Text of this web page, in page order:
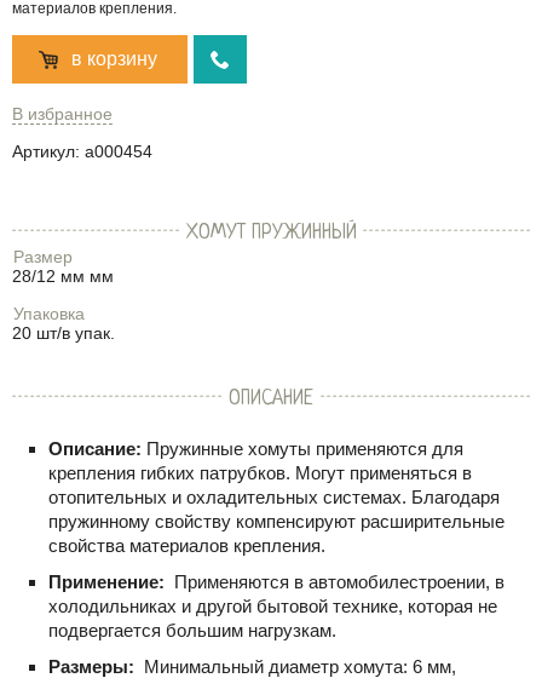
материалов крепления.
в корзину
В избранное
Артикул: a000454
ХОМУТ ПРУЖИННЫЙ
Размер
28/12 мм мм
Упаковка
20 шт/в упак.
ОПИСАНИЕ
Описание: Пружинные хомуты применяются для
крепления гибких патрубков. Могут применяться в
отопительных и охладительных системах. Благодаря
пружинному свойству компенсируют расширительные
свойства материалов крепления.
Применение: Применяются в автомобилестроении, в
холодильниках и другой бытовой технике, которая не
подвергается большим нагрузкам.
Размеры: Минимальный диаметр хомута: 6 мм,